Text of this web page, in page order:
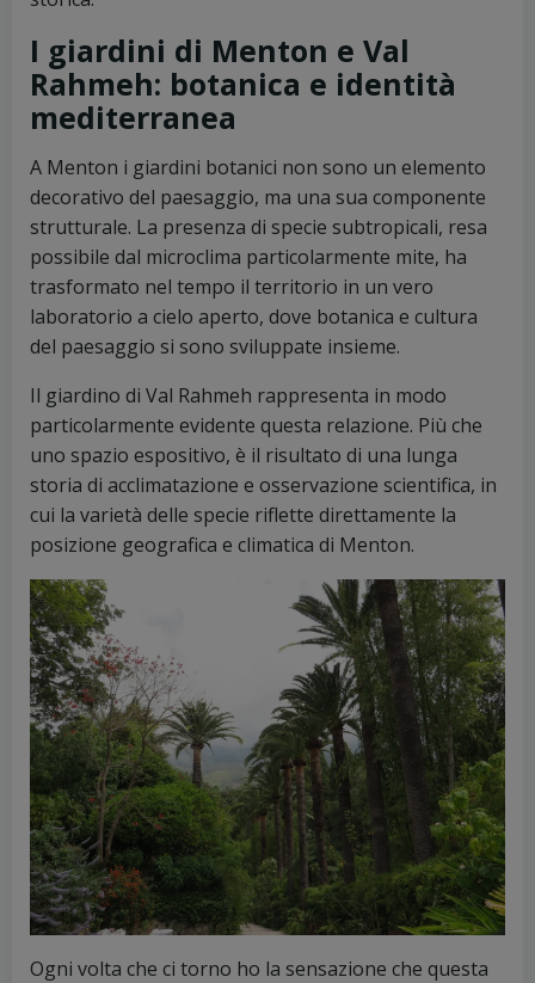
I giardini di Menton e Val
Rahmeh: botanica e identità
mediterranea
A Menton i giardini botanici non sono un elemento
decorativo del paesaggio, ma una sua componente
strutturale. La presenza di specie subtropicali, resa
possibile dal microclima particolarmente mite, ha
trasformato nel tempo il territorio in un vero
laboratorio a cielo aperto, dove botanica e cultura
del paesaggio si sono sviluppate insieme.
Il giardino di Val Rahmeh rappresenta in modo
particolarmente evidente questa relazione. Più che
uno spazio espositivo, è il risultato di una lunga
storia di acclimatazione e osservazione scientifica, in
cui la varietà delle specie riflette direttamente la
posizione geografica e climatica di Menton.
Ogni volta che ci torno ho la sensazione che questa